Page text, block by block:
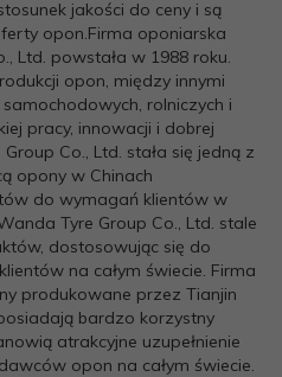
jakości do ceny i są
opon.Firma oponiarska
Ltd. powstała w 1988 roku.
opon, między innymi
rolniczych i
pracy, innowacji i dobrej
Co., Ltd. stała się jedną z
opony w Chinach
do wymagań klientów w
Tyre Group Co., Ltd. stale
dostosowując się do
na całym świecie. Firma
produkowane przez Tianjin
bardzo korzystny
atrakcyjne uzupełnienie
opon na całym świecie.